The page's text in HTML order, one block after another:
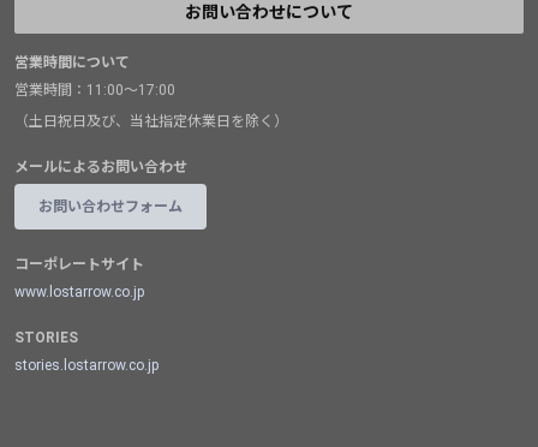
お問い合わせについて
営業時間について
営業時間：11:00～17:00
（土日祝日及び、当社指定休業日を除く）
メールによるお問い合わせ
お問い合わせフォーム
コーポレートサイト
www.lostarrow.co.jp
STORIES
stories.lostarrow.co.jp